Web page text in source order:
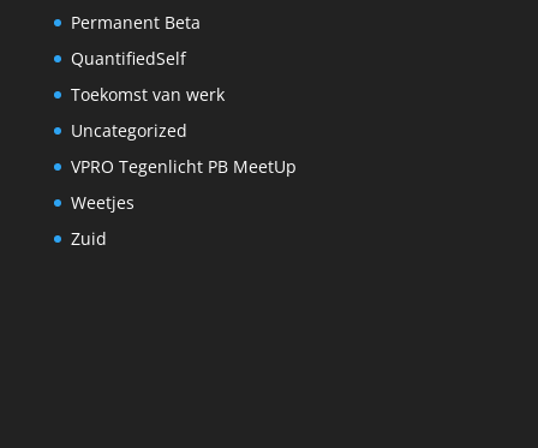
Permanent Beta
QuantifiedSelf
Toekomst van werk
Uncategorized
VPRO Tegenlicht PB MeetUp
Weetjes
Zuid